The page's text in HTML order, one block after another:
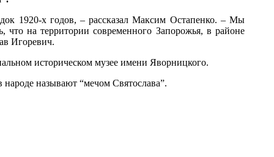
1920-х годов, – рассказал Максим Остапенко. – Мы
на территории современного Запорожья, в районе
Игоревич.
историческом музее имени Яворницкого.
называют “мечом Святослава”.